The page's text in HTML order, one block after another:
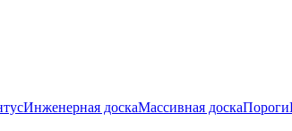
Инженерная доскаМассивная доскаПороги